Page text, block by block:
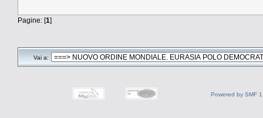
Pagine: [1]
Vai a:
Powered by SMF